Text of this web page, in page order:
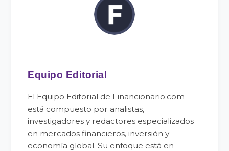
Equipo Editorial
El Equipo Editorial de Financionario.com
está compuesto por analistas,
investigadores y redactores especializados
en mercados financieros, inversión y
economía global. Su enfoque está en